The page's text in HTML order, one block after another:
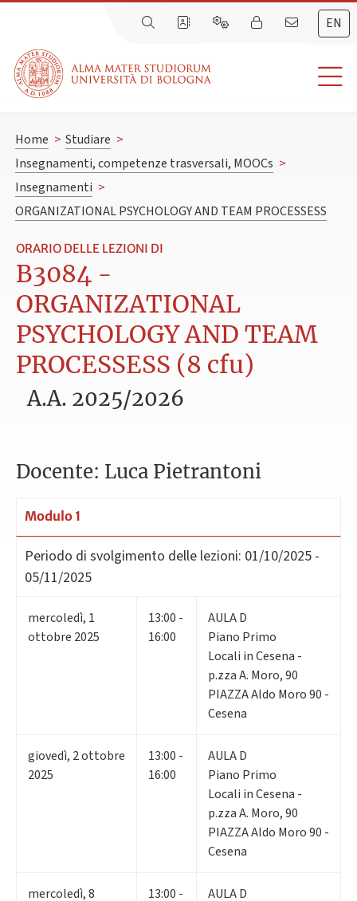
EN
Home > Studiare >
Insegnamenti, competenze trasversali, MOOCs >
Insegnamenti >
ORGANIZATIONAL PSYCHOLOGY AND TEAM PROCESSESS
ORARIO DELLE LEZIONI DI
B3084 -
ORGANIZATIONAL
PSYCHOLOGY AND TEAM
PROCESSESS (8 cfu)
A.A. 2025/2026
Docente: Luca Pietrantoni
Modulo 1
Periodo di svolgimento delle lezioni: 01/10/2025 -
05/11/2025
mercoledì, 1
ottobre 2025
13:00 -
16:00
AULA D
Piano Primo
Locali in Cesena -
p.zza A. Moro, 90
PIAZZA Aldo Moro 90 -
Cesena
giovedì, 2ottobre
2025
13:00 -
16:00
AULA D
Piano Primo
Locali in Cesena -
p.zza A. Moro, 90
PIAZZA Aldo Moro 90 -
Cesena
mercoledì,8
13:00 -
AULA D